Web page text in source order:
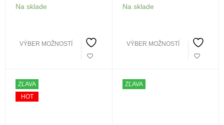
Na sklade
VÝBER MOŽNOSTÍ
Na sklade
VÝBER MOŽNOSTÍ
ZĽAVA
HOT
ZĽAVA